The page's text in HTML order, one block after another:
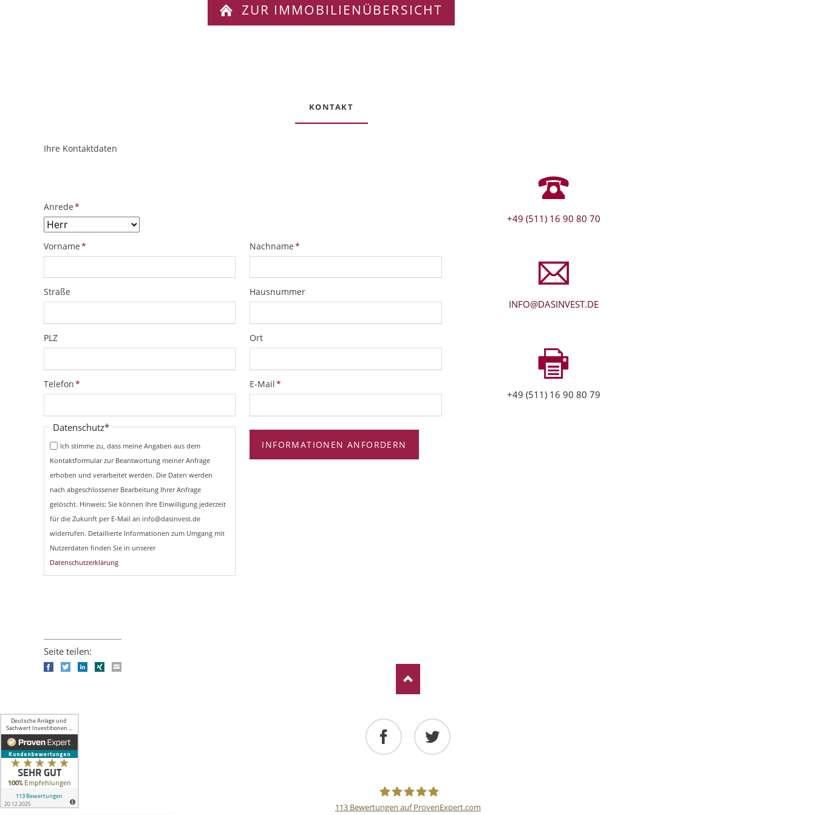
ZUR IMMOBILIENÜBERSICHT
KONTAKT
ObjektPlatzhalter
URL
Ihre Kontaktdaten
Pflichtfeld
Anrede*
Pflichtfeld
Vorname* Pflichtfeld
Nachname*
Straße Hausnummer
PLZ Ort
Pflichtfeld
Telefon* Pflichtfeld
E-Mail*
Pflichtfeld
Datenschutz*
Ich stimme zu, dass meine Angaben aus dem
Kontaktformular zur Beantwortung meiner Anfrage
erhoben und verarbeitet werden. Die Daten werden
nach abgeschlossener Bearbeitung Ihrer Anfrage
gelöscht. Hinweis: Sie können Ihre Einwilligung jederzeit
für die Zukunft per E-Mail an info@dasinvest.de
widerrufen. Detaillierte Informationen zum Umgang mit
Nutzerdaten finden Sie in unserer
Datenschutzerklärung
INFORMATIONEN ANFORDERN
+49 (511) 16 90 80 70
INFO@DASINVEST.DE
+49 (511) 16 90 80 79
Seite teilen:
FacebookTwitterLinkedIn
Xing
113 Bewertungen auf ProvenExpert.com